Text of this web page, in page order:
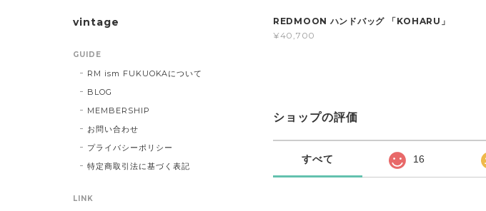
REDMOON ハンドバッグ 「KOHARU」
¥40,700
ショップの評価
すべて 16
vintage
GUIDE
RM ism FUKUOKAについて
BLOG
MEMBERSHIP
お問い合わせ
プライバシーポリシー
特定商取引法に基づく表記
LINK